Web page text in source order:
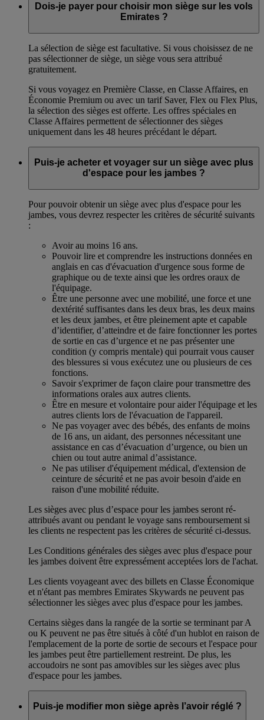
Dois-je payer pour choisir mon siège sur les vols
Emirates ?
La sélection de siège est facultative. Si vous choisissez de ne
pas sélectionner de siège, un siège vous sera attribué
gratuitement.
Si vous voyagez en Première Classe, en Classe Affaires, en
Économie Premium ou avec un tarif Saver, Flex ou Flex Plus,
la sélection des sièges est offerte. Les offres spéciales en
Classe Affaires permettent de sélectionner des sièges
uniquement dans les 48 heures précédant le départ.
Puis-je acheter et voyager sur un siège avec plus
d'espace pour les jambes ?
Pour pouvoir obtenir un siège avec plus d'espace pour les
jambes, vous devrez respecter les critères de sécurité suivants
:
Avoir au moins 16 ans.
Pouvoir lire et comprendre les instructions données en
anglais en cas d'évacuation d'urgence sous forme de
graphique ou de texte ainsi que les ordres oraux de
l'équipage.
Être une personne avec une mobilité, une force et une
dextérité suffisantes dans les deux bras, les deux mains
et les deux jambes, et être pleinement apte et capable
d’identifier, d’atteindre et de faire fonctionner les portes
de sortie en cas d’urgence et ne pas présenter une
condition (y compris mentale) qui pourrait vous causer
des blessures si vous exécutez une ou plusieurs de ces
fonctions.
Savoir s'exprimer de façon claire pour transmettre des
informations orales aux autres clients.
Être en mesure et volontaire pour aider l'équipage et les
autres clients lors de l'évacuation de l'appareil.
Ne pas voyager avec des bébés, des enfants de moins
de 16 ans, un aidant, des personnes nécessitant une
assistance en cas d’évacuation d’urgence, ou bien un
chien ou tout autre animal d’assistance.
Ne pas utiliser d'équipement médical, d'extension de
ceinture de sécurité et ne pas avoir besoin d'aide en
raison d'une mobilité réduite.
Les sièges avec plus d’espace pour les jambes seront ré-
attribués avant ou pendant le voyage sans remboursement si
les clients ne respectent pas les critères de sécurité ci-dessus.
Les Conditions générales des sièges avec plus d'espace pour
les jambes doivent être expressément acceptées lors de l'achat.
Les clients voyageant avec des billets en Classe Économique
et n'étant pas membres Emirates Skywards ne peuvent pas
sélectionner les sièges avec plus d'espace pour les jambes.
Certains sièges dans la rangée de la sortie se terminant par A
ou K peuvent ne pas être situés à côté d'un hublot en raison de
l'emplacement de la porte de sortie de secours et l'espace pour
les jambes peut être partiellement restreint. De plus, les
accoudoirs ne sont pas amovibles sur les sièges avec plus
d'espace pour les jambes.
Puis-je modifier mon siège après l’avoir réglé ?